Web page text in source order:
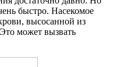
быстро. Насекомое
высосанной из
может вызвать